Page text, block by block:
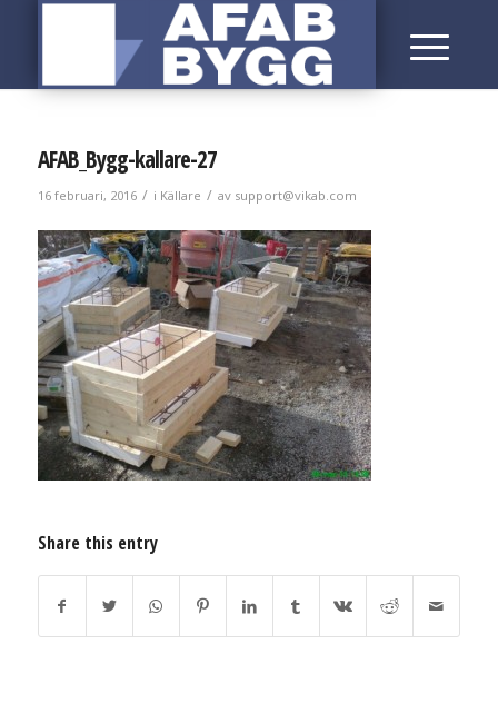
AFAB_Bygg-kallare-27
16 februari, 2016 / i Källare / av support@vikab.com
Share this entry